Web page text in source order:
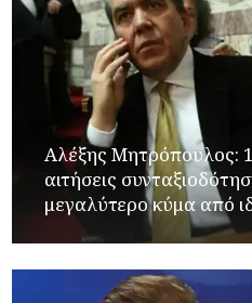
Αλέξης Μητρόπουλος:
αιτήσεις
μεγαλύτερο κύμα από